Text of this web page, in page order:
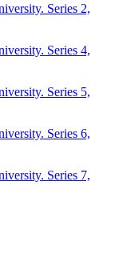
Series 2,
Series 4,
Series 5,
Series 6,
Series 7,